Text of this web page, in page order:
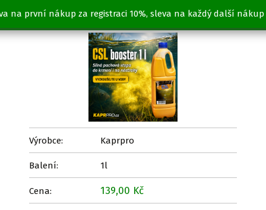
na první nákup za registraci 10%, sleva na každý další nákup
CSL booster MIRABELKA 1l
Výrobce: Kaprpro
Balení: 1l
Cena: 139,00 Kč